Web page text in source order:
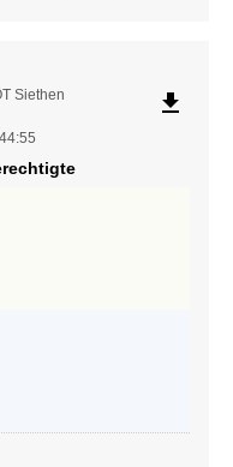
Siethen
file_download